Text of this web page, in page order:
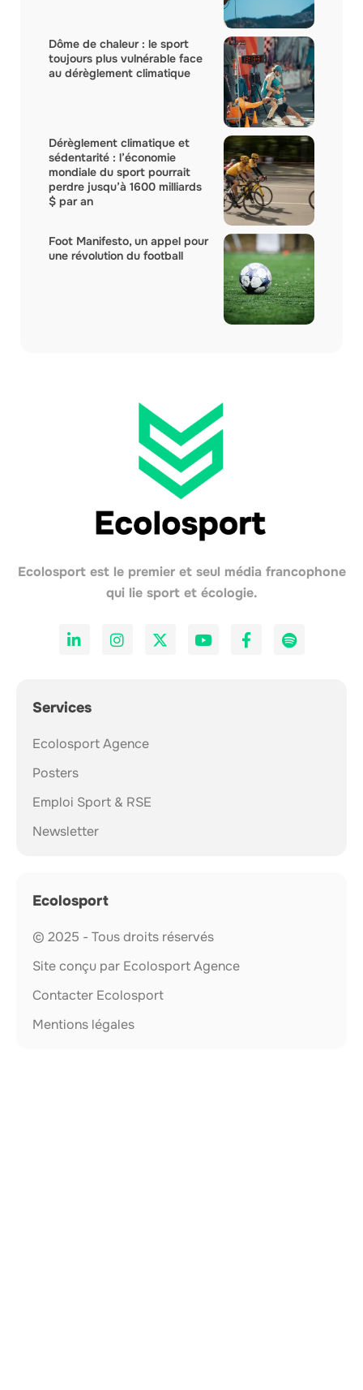
Dôme de chaleur : le sport
toujours plus vulnérable face
au dérèglement climatique
Dérèglement climatique et
sédentarité : l’économie
mondiale du sport pourrait
perdre jusqu’à 1600 milliards
$ par an
Foot Manifesto, un appel pour
une révolution du football
Ecolosport est le premier et seul média francophone
qui lie sport et écologie.
Services
Ecolosport Agence
Posters
Emploi Sport & RSE
Newsletter
Ecolosport
© 2025 - Tous droits réservés
Site conçu par Ecolosport Agence
Contacter Ecolosport
Mentions légales